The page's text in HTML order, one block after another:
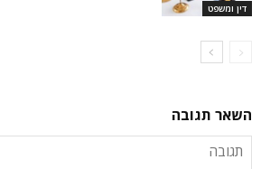
דין ומשפט
השאר תגובה